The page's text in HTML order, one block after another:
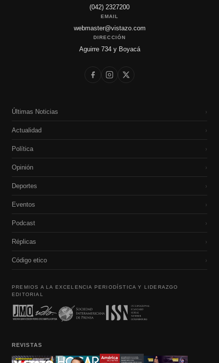
(042) 2327200
EMAIL
webmaster@vistazo.com
DIRECCIÓN
Aguirre 734 y Boyacá
Últimas Noticias ›
Actualidad ›
Política ›
Opinión ›
Deportes ›
Eventos ›
Podcast ›
Réplicas ›
Código etico ›
PREMIOS A LA EXCELENCIA PERIODÍSTICA Y LIDERAZGO
EDITORIAL
REVISTAS